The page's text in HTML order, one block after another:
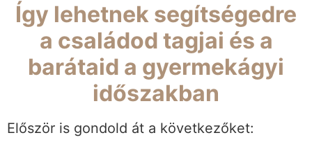
Így lehetnek segítségedre
a családod tagjai és a
barátaid a gyermekágyi
időszakban
Először is gondold át a következőket: